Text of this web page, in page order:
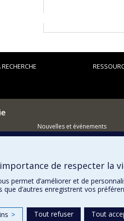
RECHERCHE
Nouvelles et événements
de respecter la
permet d’améliorer et de
que d’autres enregistrent vos
> Tout refuser Tout